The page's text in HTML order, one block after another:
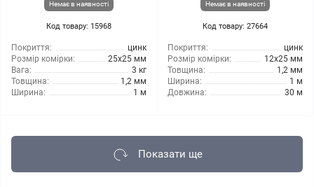
Немає в наявності
Код товару: 15968
Покриття:
цинк
Розмір комірки:
25x25 мм
Вага:
3 кг
Товщина:
1,2 мм
Ширина:
1 м
Немає в наявності
Код товару: 27664
Покриття:
цинк
Розмір комірки:
12x25 мм
Товщина:
1,2 мм
Ширина:
1 м
Довжина:
30 м
Показати ще